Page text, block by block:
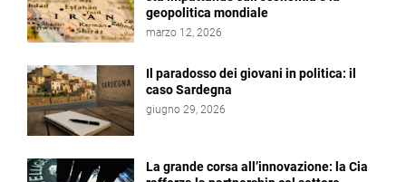
geopolitica mondiale
marzo 12, 2026
Il paradosso dei giovani in politica: il
caso Sardegna
giugno 29, 2026
La grande corsa all’innovazione: la Cia